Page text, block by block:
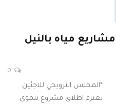
مياه بالنيل
*المجلس النرويجي للاجئين
يعتزم اطلاق مشروع تنموي